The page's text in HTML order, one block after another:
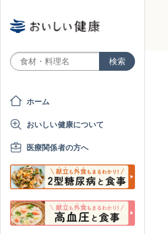
ホーム
おいしい健康について
医療関係者の方へ